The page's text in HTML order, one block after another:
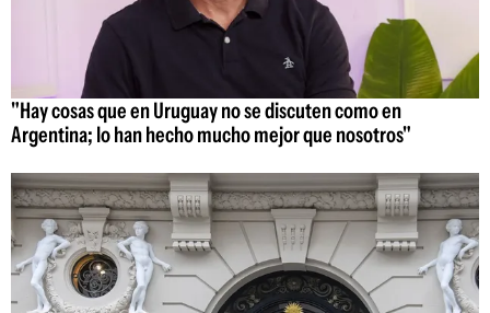
"Hay cosas que en Uruguay no se discuten como en
Argentina; lo han hecho mucho mejor que nosotros"